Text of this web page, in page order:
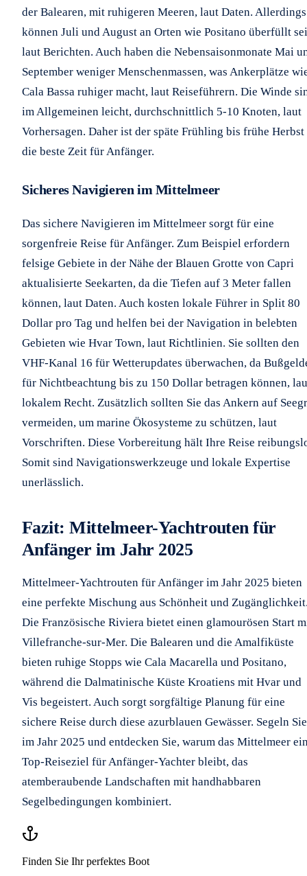
der Balearen, mit ruhigeren Meeren, laut Daten. Allerdings
können Juli und August an Orten wie Positano überfüllt
laut Berichten. Auch haben die Nebensaisonmonate Mai
September weniger Menschenmassen, was Ankerplätze
Cala Bassa ruhiger macht, laut Reiseführern. Die Winde
im Allgemeinen leicht, durchschnittlich 5-10 Knoten, laut
Vorhersagen. Daher ist der späte Frühling bis frühe Herbst
die beste Zeit für Anfänger.
Sicheres Navigieren im Mittelmeer
Das sichere Navigieren im Mittelmeer sorgt für eine
sorgenfreie Reise für Anfänger. Zum Beispiel erfordern
felsige Gebiete in der Nähe der Blauen Grotte von Capri
aktualisierte Seekarten, da die Tiefen auf 3 Meter fallen
können, laut Daten. Auch kosten lokale Führer in Split 80
Dollar pro Tag und helfen bei der Navigation in belebten
Gebieten wie Hvar Town, laut Richtlinien. Sie sollten den
VHF-Kanal 16 für Wetterupdates überwachen, da
für Nichtbeachtung bis zu 150 Dollar betragen können,
lokalem Recht. Zusätzlich sollten Sie das Ankern auf
vermeiden, um marine Ökosysteme zu schützen, laut
Vorschriften. Diese Vorbereitung hält Ihre Reise
Somit sind Navigationswerkzeuge und lokale Expertise
unerlässlich.
Fazit: Mittelmeer-Yachtrouten für
Anfänger im Jahr 2025
Mittelmeer-Yachtrouten für Anfänger im Jahr 2025 bieten
eine perfekte Mischung aus Schönheit und
Die Französische Riviera bietet einen glamourösen Start
Villefranche-sur-Mer. Die Balearen und die Amalfiküste
bieten ruhige Stopps wie Cala Macarella und Positano,
während die Dalmatinische Küste Kroatiens mit Hvar und
Vis begeistert. Auch sorgt sorgfältige Planung für eine
sichere Reise durch diese azurblauen Gewässer. Segeln Sie
im Jahr 2025 und entdecken Sie, warum das Mittelmeer
Top-Reiseziel für Anfänger-Yachter bleibt, das
atemberaubende Landschaften mit handhabbaren
Segelbedingungen kombiniert.
Finden Sie Ihr perfektes Boot